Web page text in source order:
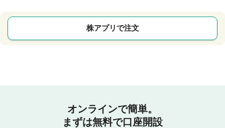
株アプリで注文
オンラインで簡単。
まずは無料で口座開設